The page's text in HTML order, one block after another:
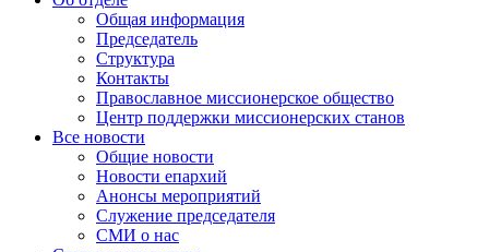
Общая информация
Председатель
Структура
Контакты
Православное миссионерское общество
Центр поддержки миссионерских станов
Все новости
Общие новости
Новости епархий
Анонсы мероприятий
Служение председателя
СМИ о нас